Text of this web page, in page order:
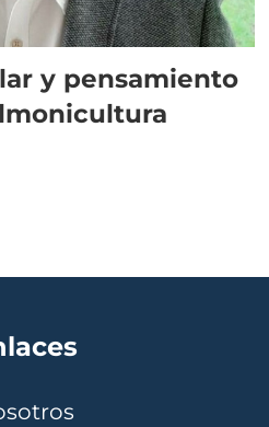
y pensamiento